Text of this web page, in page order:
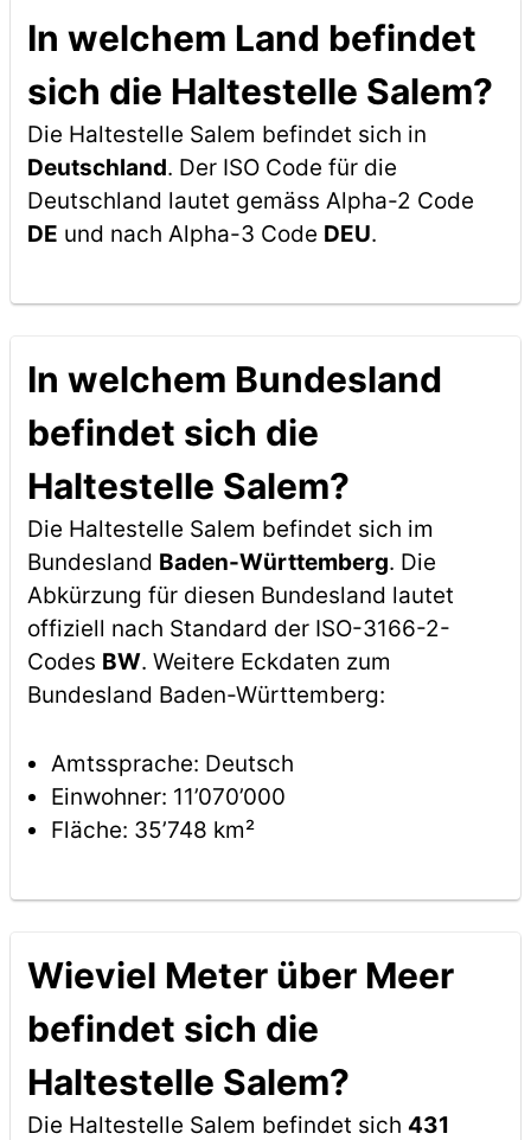
In welchem Land befindet
sich die Haltestelle Salem?
Die Haltestelle Salem befindet sich in
Deutschland. Der ISO Code für die
Deutschland lautet gemäss Alpha-2 Code
DE und nach Alpha-3 Code DEU.
In welchem Bundesland
befindet sich die
Haltestelle Salem?
Die Haltestelle Salem befindet sich im
Bundesland Baden-Württemberg. Die
Abkürzung für diesen Bundesland lautet
offiziell nach Standard der ISO-3166-2-
Codes BW. Weitere Eckdaten zum
Bundesland Baden-Württemberg:
Amtssprache: Deutsch
Einwohner: 11’070’000
Fläche: 35’748 km²
Wieviel Meter über Meer
befindet sich die
Haltestelle Salem?
Die Haltestelle Salem befindet sich 431